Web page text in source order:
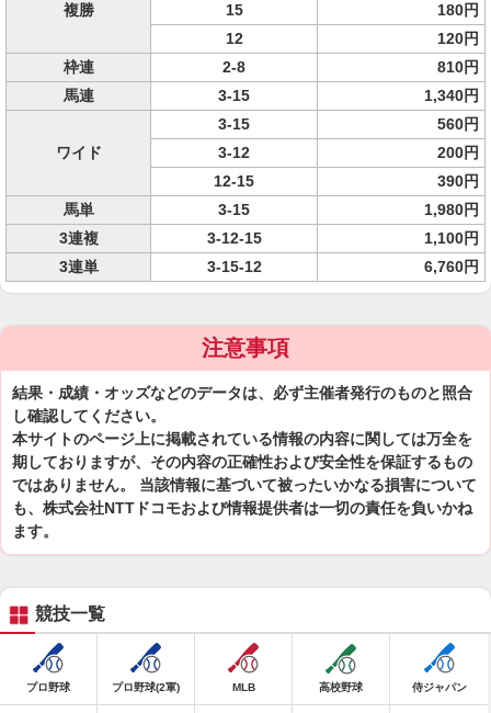
複勝
15
180円
12
120円
枠連
2-8
810円
馬連
3-15 1,340円
ワイド
3-15
560円
3-12
200円
12-15
390円
馬単
3-15
1,980円
3連複
3-12-15
1,100円
3連単
3-15-12 6,760円
注意事項
結果・成績・オッズなどのデータは、必ず主催者発行のものと照合
し確認してください。
本サイトのページ上に掲載されている情報の内容に関しては万全を
期しておりますが、その内容の正確性および安全性を保証するもの
ではありません。 当該情報に基づいて被ったいかなる損害について
も、株式会社NTTドコモおよび情報提供者は一切の責任を負いかね
ます。
競技一覧
プロ野球 プロ野球(2軍) MLB 高校野球 侍ジャパン